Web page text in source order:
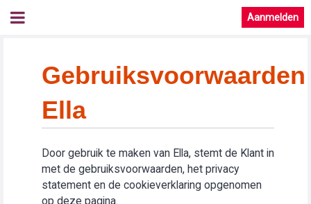
Aanmelden
Gebruiksvoorwaarden
Ella
Door gebruik te maken van Ella, stemt de Klant in
met de gebruiksvoorwaarden, het privacy
statement en de cookieverklaring opgenomen
op deze pagina.